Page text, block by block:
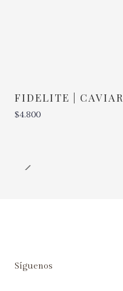
FIDELITE |
$4.800
Síguenos